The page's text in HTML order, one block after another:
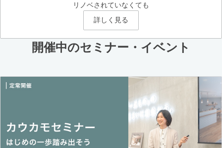
リノベされていなくても
詳しく見る
開催中のセミナー・イベント